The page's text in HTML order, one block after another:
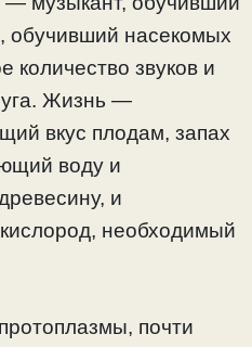
обучивший насекомых
количество звуков и
Жизнь —
вкус плодам, запах
воду и
и
необходимый
почти